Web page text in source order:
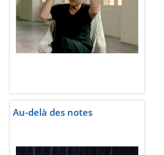
Au-delà des notes